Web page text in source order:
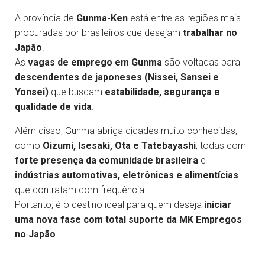
A província de Gunma-Ken está entre as regiões mais
procuradas por brasileiros que desejam trabalhar no
Japão.
As vagas de emprego em Gunma são voltadas para
descendentes de japoneses (Nissei, Sansei e
Yonsei) que buscam estabilidade, segurança e
qualidade de vida.
Além disso, Gunma abriga cidades muito conhecidas,
como Oizumi, Isesaki, Ota e Tatebayashi, todas com
forte presença da comunidade brasileira e
indústrias automotivas, eletrônicas e alimentícias
que contratam com frequência.
Portanto, é o destino ideal para quem deseja iniciar
uma nova fase com total suporte da MK Empregos
no Japão.